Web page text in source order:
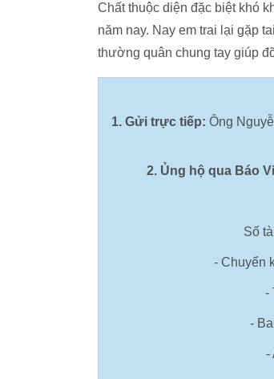
Chất thuộc diện đặc biệt khó
năm nay. Nay em trai lại gặp
thường quân chung tay giúp
1. Gửi trực tiếp: Ông
2. Ủng hộ qua Báo
Số
- Chuyển
-
-
-